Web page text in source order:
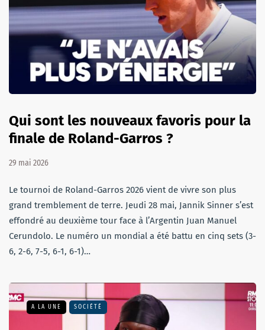
Qui sont les nouveaux favoris pour la
finale de Roland-Garros ?
29 mai 2026
Le tournoi de Roland-Garros 2026 vient de vivre son plus
grand tremblement de terre. Jeudi 28 mai, Jannik Sinner s’est
effondré au deuxième tour face à l’Argentin Juan Manuel
Cerundolo. Le numéro un mondial a été battu en cinq sets (3-
6, 2-6, 7-5, 6-1, 6-1)…
A LA UNE SOCIÉTÉ